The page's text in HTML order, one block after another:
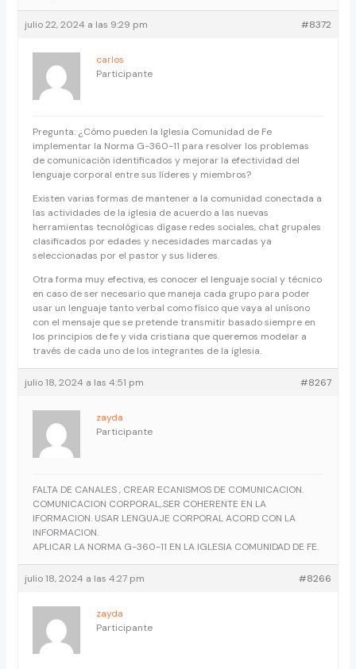
julio 22, 2024 a las 9:29 pm #8372
carlos
Participante
Pregunta: ¿Cómo pueden la Iglesia Comunidad de Fe
implementar la Norma G-360-11 para resolver los problemas
de comunicación identificados y mejorar la efectividad del
lenguaje corporal entre sus líderes y miembros?
Existen varias formas de mantener a la comunidad conectada a
las actividades de la iglesia de acuerdo a las nuevas
herramientas tecnológicas dígase redes sociales, chat grupales
clasificados por edades y necesidades marcadas ya
seleccionadas por el pastor y sus lideres.
Otra forma muy efectiva, es conocer el lenguaje social y técnico
en caso de ser necesario que maneja cada grupo para poder
usar un lenguaje tanto verbal como físico que vaya al unísono
con el mensaje que se pretende transmitir basado siempre en
los principios de fe y vida cristiana que queremos modelar a
través de cada uno de los integrantes de la iglesia.
julio 18, 2024 a las 4:51 pm #8267
zayda
Participante
FALTA DE CANALES , CREAR ECANISMOS DE COMUNICACION.
COMUNICACION CORPORAL,.SER COHERENTE EN LA
IFORMACION. USAR LENGUAJE CORPORAL ACORD CON LA
INFORMACION.
APLICAR LA NORMA G-360-11 EN LA IGLESIA COMUNIDAD DE FE.
julio 18, 2024 a las 4:27 pm #8266
zayda
Participante